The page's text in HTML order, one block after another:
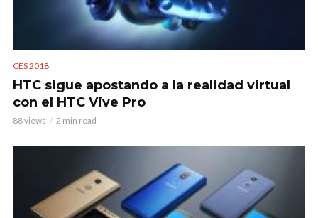
CES 2018
HTC sigue apostando a la realidad virtual
con el HTC Vive Pro
88 views 2 min read